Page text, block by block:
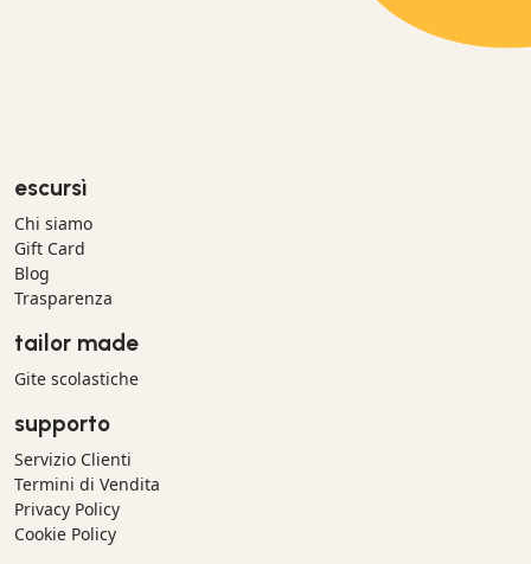
escursì
Chi siamo
Gift Card
Blog
Trasparenza
tailor made
Gite scolastiche
supporto
Servizio Clienti
Termini di Vendita
Privacy Policy
Cookie Policy